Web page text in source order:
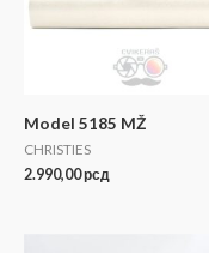
Model 5185 MŽ
CHRISTIES
2.990,00рсд